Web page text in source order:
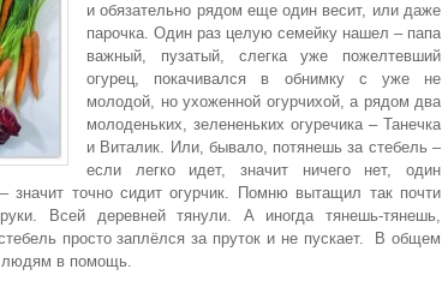
и обязательно рядом еще один весит, или даже
парочка. Один раз целую семейку нашел – папа
важный, пузатый, слегка уже пожелтевший
огурец, покачивался в обнимку с уже не
молодой, но ухоженной огурчихой, а рядом два
молоденьких, зелененьких огуречика – Танечка
и Виталик. Или, бывало, потянешь за стебель –
если легко идет, значит ничего нет, один
значит точно сидит огурчик. Помню вытащил так почти
Всей деревней тянули. А иногда тянешь-тянешь,
просто заплёлся за пруток и не пускает. В общем
людям в помощь.